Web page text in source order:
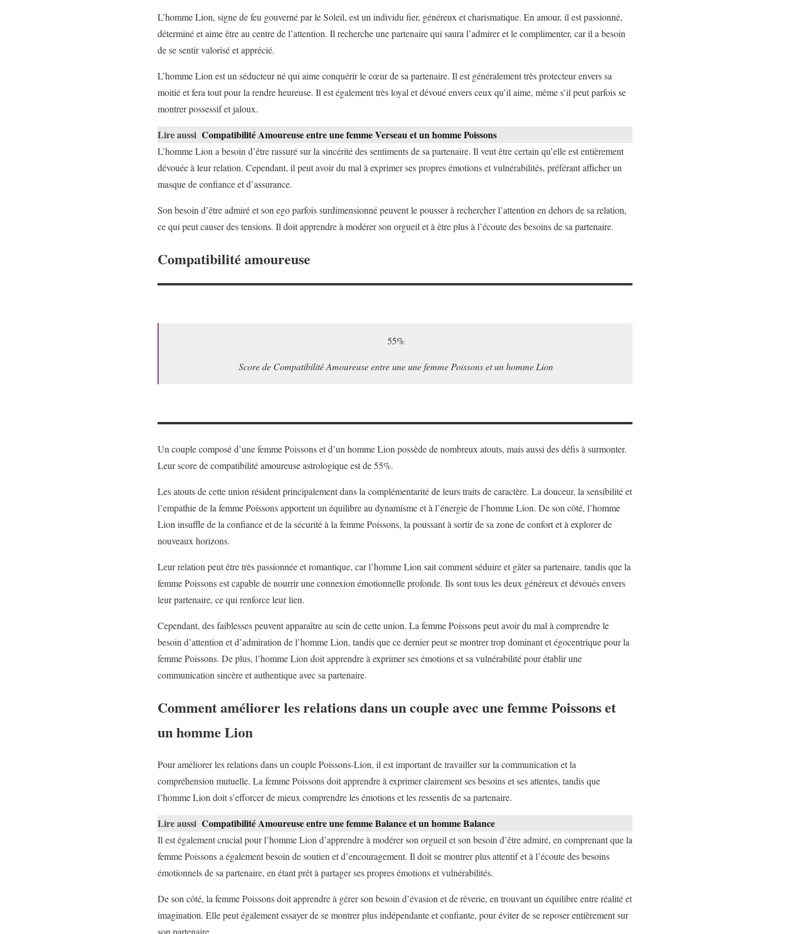
L’homme Lion, signe de feu gouverné par le Soleil, est un individu fier, généreux et charismatique. En amour, il est passionné,
déterminé et aime être au centre de l’attention. Il recherche une partenaire qui saura l’admirer et le complimenter, car il a besoin
de se sentir valorisé et apprécié.
L’homme Lion est un séducteur né qui aime conquérir le cœur de sa partenaire. Il est généralement très protecteur envers sa
moitié et fera tout pour la rendre heureuse. Il est également très loyal et dévoué envers ceux qu’il aime, même s’il peut parfois se
montrer possessif et jaloux.
Lire aussi Compatibilité Amoureuse entre une femme Verseau et un homme Poissons
L’homme Lion a besoin d’être rassuré sur la sincérité des sentiments de sa partenaire. Il veut être certain qu’elle est entièrement
dévouée à leur relation. Cependant, il peut avoir du mal à exprimer ses propres émotions et vulnérabilités, préférant afficher un
masque de confiance et d’assurance.
Son besoin d’être admiré et son ego parfois surdimensionné peuvent le pousser à rechercher l’attention en dehors de sa relation,
ce qui peut causer des tensions. Il doit apprendre à modérer son orgueil et à être plus à l’écoute des besoins de sa partenaire.
Compatibilité amoureuse
55%
Score de Compatibilité Amoureuse entre une une femme Poissons et un homme Lion
Un couple composé d’une femme Poissons et d’un homme Lion possède de nombreux atouts, mais aussi des défis à surmonter.
Leur score de compatibilité amoureuse astrologique est de 55%.
Les atouts de cette union résident principalement dans la complémentarité de leurs traits de caractère. La douceur, la sensibilité et
l’empathie de la femme Poissons apportent un équilibre au dynamisme et à l’énergie de l’homme Lion. De son côté, l’homme
Lion insuffle de la confiance et de la sécurité à la femme Poissons, la poussant à sortir de sa zone de confort et à explorer de
nouveaux horizons.
Leur relation peut être très passionnée et romantique, car l’homme Lion sait comment séduire et gâter sa partenaire, tandis que la
femme Poissons est capable de nourrir une connexion émotionnelle profonde. Ils sont tous les deux généreux et dévoués envers
leur partenaire, ce qui renforce leur lien.
Cependant, des faiblesses peuvent apparaître au sein de cette union. La femme Poissons peut avoir du mal à comprendre le
besoin d’attention et d’admiration de l’homme Lion, tandis que ce dernier peut se montrer trop dominant et égocentrique pour la
femme Poissons. De plus, l’homme Lion doit apprendre à exprimer ses émotions et sa vulnérabilité pour établir une
communication sincère et authentique avec sa partenaire.
Comment améliorer les relations dans un couple avec une femme Poissons et
un homme Lion
Pour améliorer les relations dans un couple Poissons-Lion, il est important de travailler sur la communication et la
compréhension mutuelle. La femme Poissons doit apprendre à exprimer clairement ses besoins et ses attentes, tandis que
l’homme Lion doit s’efforcer de mieux comprendre les émotions et les ressentis de sa partenaire.
Lire aussi Compatibilité Amoureuse entre une femme Balance et un homme Balance
Il est également crucial pour l’homme Lion d’apprendre à modérer son orgueil et son besoin d’être admiré, en comprenant que la
femme Poissons a également besoin de soutien et d’encouragement. Il doit se montrer plus attentif et à l’écoute des besoins
émotionnels de sa partenaire, en étant prêt à partager ses propres émotions et vulnérabilités.
De son côté, la femme Poissons doit apprendre à gérer son besoin d’évasion et de rêverie, en trouvant un équilibre entre réalité et
imagination. Elle peut également essayer de se montrer plus indépendante et confiante, pour éviter de se reposer entièrement sur
son partenaire.